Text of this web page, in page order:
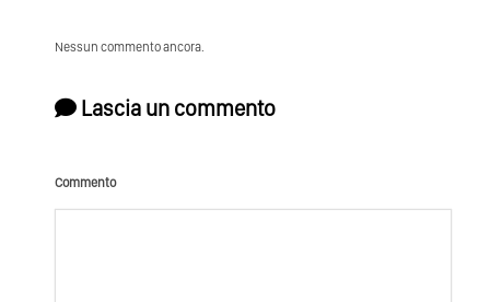
Nessun commento ancora.
Lascia un commento
Commento